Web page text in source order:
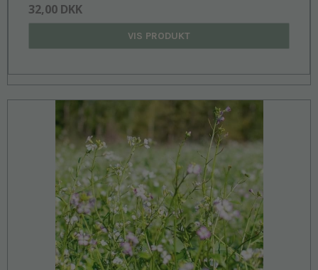
32,00 DKK
VIS PRODUKT